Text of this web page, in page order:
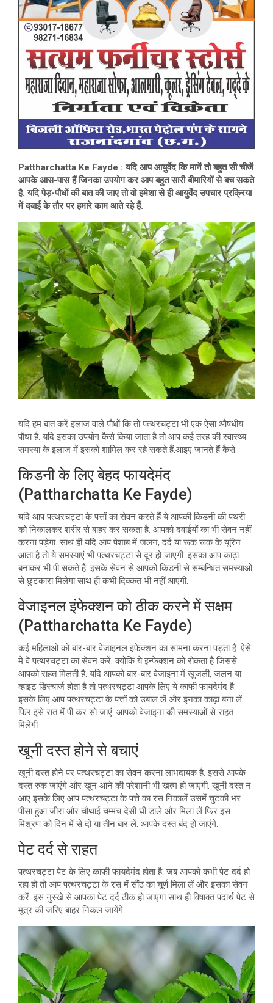
Pattharchatta Ke Fayde : यदि आप आयुर्वेद कि मानें तो बहुत सी चीजें
आपके आस-पास हैं जिनका उपयोग कर आप बहुत सारी बीमारियों से बच सकते
है. यदि पेड़-पौधों की बात की जाए तो वो हमेशा से ही आयुर्वेद उपचार प्रक्रिया
में दवाई के तौर पर हमारे काम आते रहे हैं.
यदि हम बात करें इलाज वाले पौधों कि तो पत्थरचट्टा भी एक ऐसा औषधीय
पौधा है. यदि इसका उपयोग कैसे किया जाता है तो आप कई तरह की स्वास्थ्य
समस्या के इलाज में इसको शामिल कर रहे सकते हैं.आइए जानते हैं कैसे.
किडनी के लिए बेहद फायदेमंद
(Pattharchatta Ke Fayde)
यदि आप पत्थरचट्टा के पत्तों का सेवन करते हैं ये आपकी किडनी की पथरी
को निकालकर शरीर से बाहर कर सकता है. आपको दवाईयों का भी सेवन नहीं
करना पड़ेगा. साथ ही यदि आप पेशाब में जलन, दर्द या रूक रूक के यूरिन
आता है तो ये समस्याएं भी पत्थरचट्टा से दूर हो जाएगी. इसका आप काढ़ा
बनाकर भी पी सकते है. इसके सेवन से आपको किडनी से सम्बन्धित समस्याओं
से छुटकारा मिलेगा साथ ही कभी दिक्कत भी नहीं आएगी.
वेजाइनल इंफेक्शन को ठीक करने में सक्षम
(Pattharchatta Ke Fayde)
कई महिलाओं को बार-बार वेजाइनल इंफेक्शन का सामना करना पड़ता है. ऐसे
मे वे पत्थरचट्टा का सेवन करें. क्योंकि ये इन्फेक्शन को रोकता है जिससे
आपको राहत मिलती है. यदि आपको बार-बार वेजाइना में खुजली, जलन या
व्हाइट डिस्चार्ज होता है तो पत्थरचट्टा आपके लिए ये काफी फायदेमंद है.
इसके लिए आप पत्थरचट्टा के पत्तों को उबाल लें और इनका काढ़ा बना लें
फिर इसे रात में पी कर सो जाएं. आपको वेजाइना की समस्याओं से राहत
मिलेगी.
खूनी दस्त होने से बचाएं
खूनी दस्त होने पर पत्थरचट्टा का सेवन करना लाभदायक है. इससे आपके
दस्त रुक जाएंगे और खून आने की परेशानी भी खत्म हो जाएगी. खूनी दस्त न
आए इसके लिए आप पत्थरचट्टा के पत्ते का रस निकालें उसमें चुटकी भर
पीसा हुआ जीरा और चौथाई चम्मच देसी घी डाले और मिला लें फिर इस
मिश्रण को दिन में से दो या तीन बार लें. आपके दस्त बंद हो जाएंगे.
पेट दर्द से राहत
पत्थरचट्टा पेट के लिए काफी फायदेमंद होता है. जब आपको कभी पेट दर्द हो
रहा हो तो आप पत्थरचट्टा के रस में सौंठ का चूर्ण मिला लें और इसका सेवन
करें. इस नुस्खे से आपका पेट दर्द ठीक हो जाएगा साथ ही विषाक्त पदार्थ पेट से
मूत्र की जरिए बाहर निकल जायेंगे.